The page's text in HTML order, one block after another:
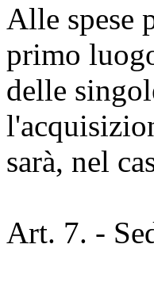
Alle spese
primo
delle
sarà, nel
Art. 7. -